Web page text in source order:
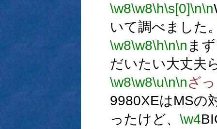
\w8\w8\h\s[0]\n\n
いて調べました
\w8\w8\h\n\n ま
だいたい大丈夫
\w8\w8\u\n\nざ
9980XEはMSの
ったけど、 \w4